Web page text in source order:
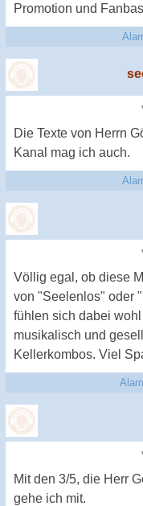
Promotion und
Die Texte von Herrn
Kanal mag ich auch.
Völlig egal, ob diese
von "Seelenlos" oder
fühlen sich dabei
musikalisch und
Kellerkombos. Viel
Mit den 3/5, die Herr
gehe ich mit.